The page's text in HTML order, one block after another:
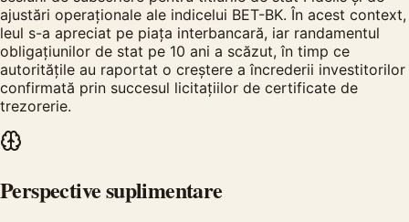
ajustări operaționale ale indicelui BET-BK. În acest context,
leul s-a apreciat pe piața interbancară, iar randamentul
obligațiunilor de stat pe 10 ani a scăzut, în timp ce
autoritățile au raportat o creștere a încrederii investitorilor
confirmată prin succesul licitațiilor de certificate de
trezorerie.
Perspective suplimentare